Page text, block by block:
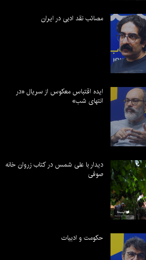
مصائب نقد ادبی در ایران
ایده اقتباس معکوس از سریال «در
انتهای شب»
دیدار با علی شمس در کتاب زروان خانه
صوفی
حکومت و ادبیات